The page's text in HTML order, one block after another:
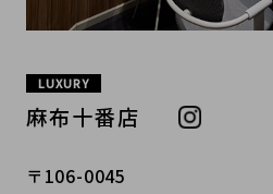
LUXURY
麻布十番店
〒106-0045